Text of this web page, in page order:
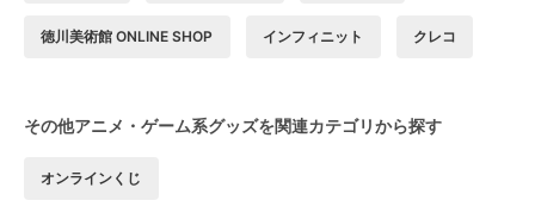
徳川美術館 ONLINE SHOP インフィニット クレコ
その他アニメ・ゲーム系グッズを関連カテゴリから探す
オンラインくじ